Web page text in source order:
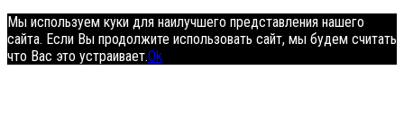
Мы используем куки для наилучшего представления нашего
сайта. Если Вы продолжите использовать сайт, мы будем считать
что Вас это устраивает.Ok